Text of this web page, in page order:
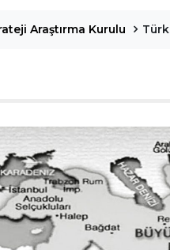
Araştırma Kurulu Türk